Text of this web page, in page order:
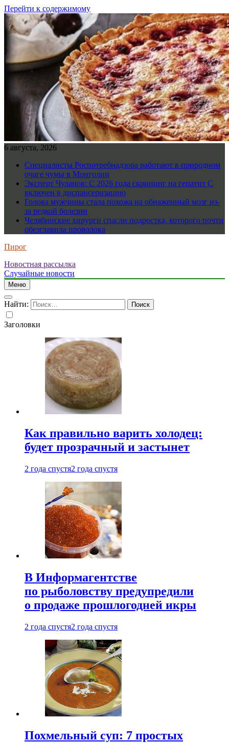
Перейти к содержимому
6 августа, 2026
Специалисты Роспотребнадзора работают в природном
очаге чумы в Монголии
Эксперт Чуланов: С 2026 года скрининг на гепатит С
включен в диспансеризацию
Голова мужчины стала похожа на обнаженный мозг из-
за редкой болезни
Челябинские хирурги спасли подростка, которого почти
обезглавила проволока
Пирог
Новостная рассылка
Случайные новости
Меню
Найти:
Заголовки
Как правильно варить холодец:
будет прозрачный и застынет
2 года спустя2 года спустя
В Информагентстве
по рыболовству предупредили
о продаже прошлогодней икры
2 года спустя2 года спустя
Похмельный суп: 7 простых